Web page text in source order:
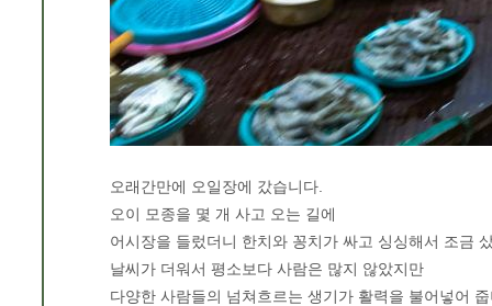
오래간만에 오일장에 갔습니다.
오이 모종을 몇 개 사고 오는 길에
어시장을 들렀더니 한치와 꽁치가 싸고 싱싱해서 조금
날씨가 더워서 평소보다 사람은 많지 않았지만
다양한 사람들의 넘쳐흐르는 생기가 활력을 불어넣어